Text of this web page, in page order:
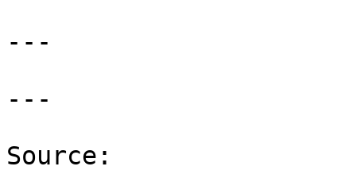
---
---
Source: